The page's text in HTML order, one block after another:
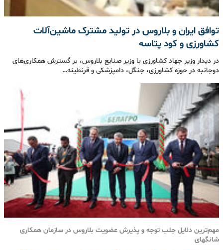
توافق ایران و بلاروس در تولید مشترک ماشین‌آلات
کشاورزی و کود پتاسه
در دیدار وزیر جهاد کشاورزی با وزیر صنایع بلاروس، بر گسترش همکاری‌های
دوجانبه در حوزه کشاورزی، جنگل، دامپزشکی و قرنطینه…
مهم‌ترین دلایل جلب توجه و پذیرش عضویت بلاروس در سازمان همکاری
شانگهای